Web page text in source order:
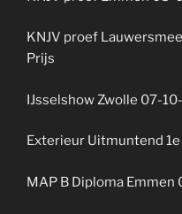
KNJV proef
Prijs
IJsselshow Zwolle 07-
Exterieur Uitmuntend 1e
MAP B Diploma Emmen